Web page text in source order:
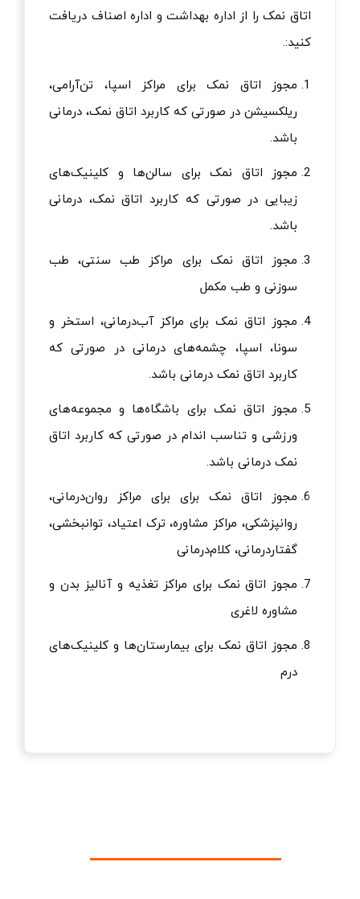
اتاق نمک را از اداره بهداشت و اداره اصناف دریافت
کنید:.
مجوز اتاق نمک برای مراکز اسپا، تن‌آرامی،
ریلکسیشن در صورتی که کاربرد اتاق نمک، درمانی
باشد.
مجوز اتاق نمک برای سالن‌ها و کلینیک‌های
زیبایی در صورتی که کاربرد اتاق نمک، درمانی
باشد.
مجوز اتاق نمک برای مراکز طب سنتی، طب
سوزنی و طب مکمل
مجوز اتاق نمک برای مراکز آب‌درمانی، استخر و
سونا، اسپا، چشمه‌های درمانی در صورتی که
کاربرد اتاق نمک درمانی باشد.
مجوز اتاق نمک برای باشگاه‌ها و مجموعه‌های
ورزشی و تناسب اندام در صورتی که کاربرد اتاق
نمک درمانی باشد.
مجوز اتاق نمک برای برای مراکز روان‌درمانی،
روانپزشکی، مراکز مشاوره، ترک اعتیاد، توانبخشی،
گفتاردرمانی، کلام‌درمانی
مجوز اتاق نمک برای مراکز تغذیه و آنالیز بدن و
مشاوره لاغری
مجوز اتاق نمک برای بیمارستان‌ها و کلینیک‌های
درم